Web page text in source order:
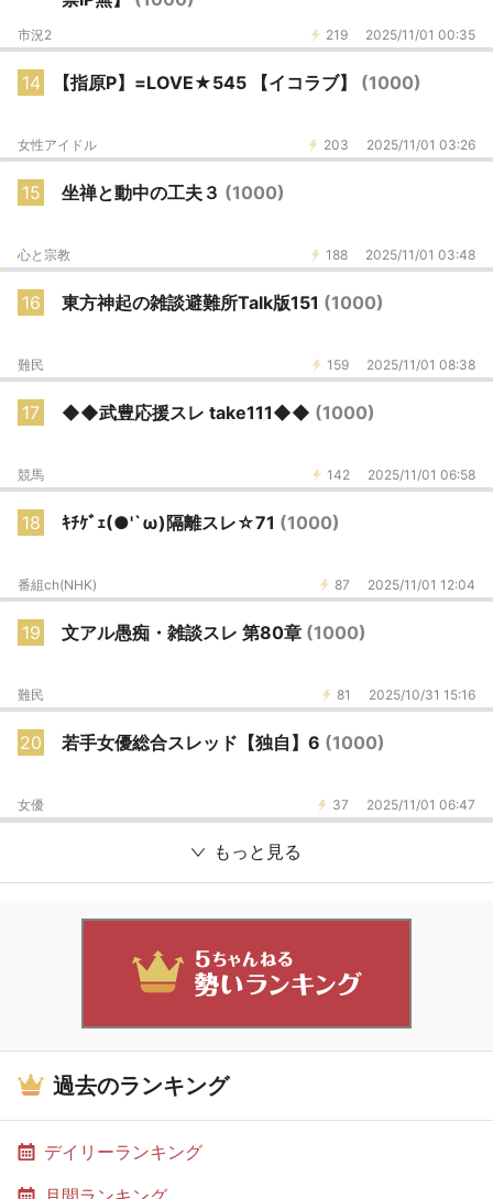
219 2025/11/01 00:35
市況2
14 【指原P】=LOVE★545 【イコラブ】 (1000)
203 2025/11/01 03:26
女性アイドル
15 坐禅と動中の工夫３ (1000)
188 2025/11/01 03:48
心と宗教
16 東方神起の雑談避難所Talk版151 (1000)
159 2025/11/01 08:38
難民
17 ◆◆武豊応援スレ take111◆◆ (1000)
142 2025/11/01 06:58
競馬
18 ｷﾁｹﾞｪ(●'`ω)隔離スレ☆71 (1000)
87 2025/11/01 12:04
番組ch(NHK)
19 文アル愚痴・雑談スレ 第80章 (1000)
81 2025/10/31 15:16
難民
20 若手女優総合スレッド【独自】6 (1000)
37 2025/11/01 06:47
女優
もっと見る
過去のランキング
デイリーランキング